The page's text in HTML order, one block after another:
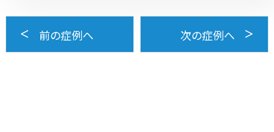
前の症例へ 次の症例へ